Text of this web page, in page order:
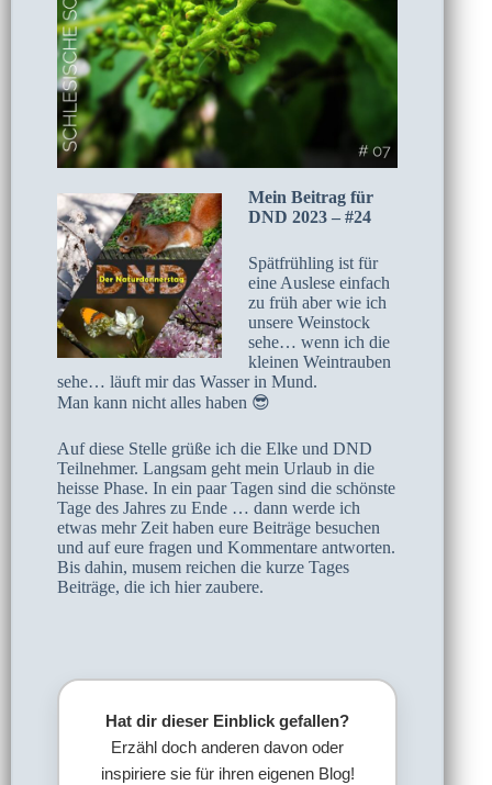
Mein Beitrag für
DND 2023 – #24
Spätfrühling ist für
eine Auslese einfach
zu früh aber wie ich
unsere Weinstock
sehe… wenn ich die
kleinen Weintrauben
sehe… läuft mir das Wasser in Mund.
Man kann nicht alles haben 😎
Auf diese Stelle grüße ich die Elke und DND
Teilnehmer. Langsam geht mein Urlaub in die
heisse Phase. In ein paar Tagen sind die schönste
Tage des Jahres zu Ende … dann werde ich
etwas mehr Zeit haben eure Beiträge besuchen
und auf eure fragen und Kommentare antworten.
Bis dahin, musem reichen die kurze Tages
Beiträge, die ich hier zaubere.
Hat dir dieser Einblick gefallen?
Erzähl doch anderen davon oder
inspiriere sie für ihren eigenen Blog!